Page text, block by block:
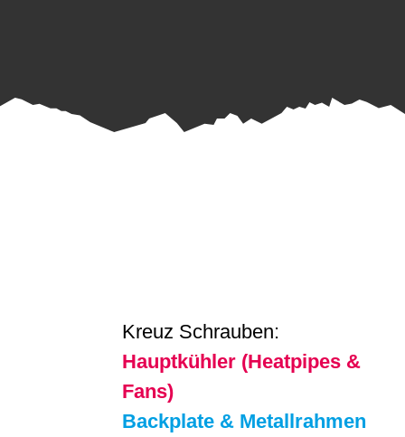
Kreuz Schrauben:
Hauptkühler (Heatpipes &
Fans)
Backplate & Metallrahmen